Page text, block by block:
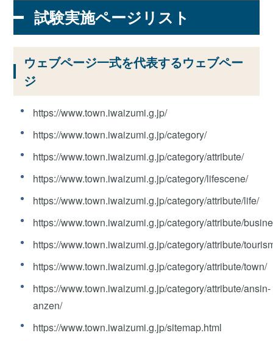
試験実施ページリスト
ウェブページ一式を代表するウェブペー
ジ
https://www.town.iwaizumi.g.jp/
https://www.town.iwaizumi.g.jp/category/
https://www.town.iwaizumi.g.jp/category/attribute/
https://www.town.iwaizumi.g.jp/category/lifescene/
https://www.town.iwaizumi.g.jp/category/attribute/life/
https://www.town.iwaizumi.g.jp/category/attribute/
https://www.town.iwaizumi.g.jp/category/attribute/
https://www.town.iwaizumi.g.jp/category/attribute/town/
https://www.town.iwaizumi.g.jp/category/attribute/ansin-
anzen/
https://www.town.iwaizumi.g.jp/sitemap.html